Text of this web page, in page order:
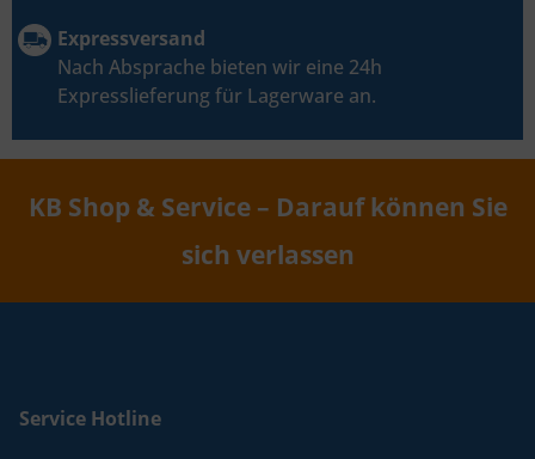
Expressversand
Nach Absprache bieten wir eine 24h
Expresslieferung für Lagerware an.
KB Shop & Service – Darauf können Sie
sich verlassen
Service Hotline